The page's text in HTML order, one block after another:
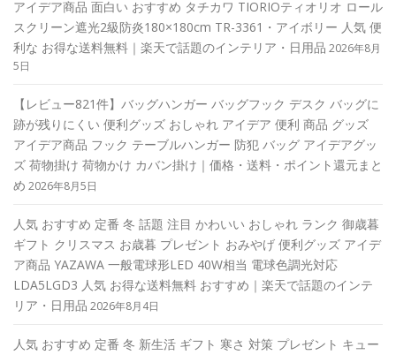
アイデア商品 面白い おすすめ タチカワ TIORIOティオリオ ロール
スクリーン遮光2級防炎180×180cm TR-3361・アイボリー 人気 便
利な お得な送料無料｜楽天で話題のインテリア・日用品 2026年8月
5日
【レビュー821件】バッグハンガー バッグフック デスク バッグに
跡が残りにくい 便利グッズ おしゃれ アイデア 便利 商品 グッズ
アイデア商品 フック テーブルハンガー 防犯 バッグ アイデアグッ
ズ 荷物掛け 荷物かけ カバン掛け｜価格・送料・ポイント還元まと
め 2026年8月5日
人気 おすすめ 定番 冬 話題 注目 かわいい おしゃれ ランク 御歳暮
ギフト クリスマス お歳暮 プレゼント おみやげ 便利グッズ アイデ
ア商品 YAZAWA 一般電球形LED 40W相当 電球色調光対応
LDA5LGD3 人気 お得な送料無料 おすすめ｜楽天で話題のインテ
リア・日用品 2026年8月4日
人気 おすすめ 定番 冬 新生活 ギフト 寒さ 対策 プレゼント キュー